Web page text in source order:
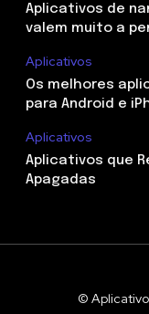
Aplicativos de
valem muito a
Aplicativos
Os melhores
para Android e
Aplicativos
Aplicativos que
Apagadas
©